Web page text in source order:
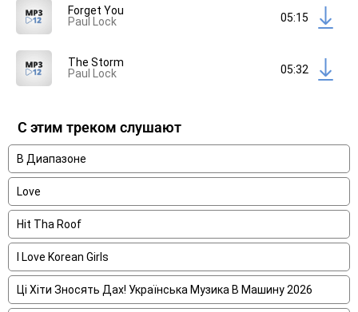
Forget You
Paul Lock
05:15
The Storm
Paul Lock
05:32
С этим треком слушают
В Диапазоне
Love
Hit Tha Roof
I Love Korean Girls
Ці Хіти Зносять Дах! Українська Музика В Машину 2026